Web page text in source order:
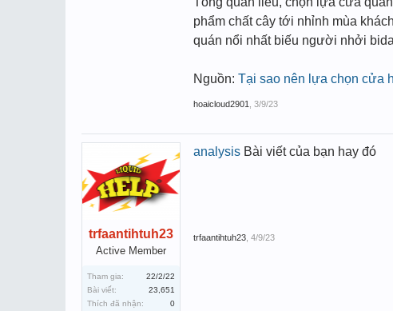
phẩm chất cây tới nhỉnh mùa
quán nổi nhất biếu người nhởi
Nguồn: Tại sao nên lựa chọn cửa
hoaicloud2901 3/9/23
trfaantihtuh23
Active Member
Tham gia:
22/2/22
Bài viết:
23,651
Thích đã nhận:
0
analysis Bài viết của bạn hay đó
trfaantihtuh23 4/9/23